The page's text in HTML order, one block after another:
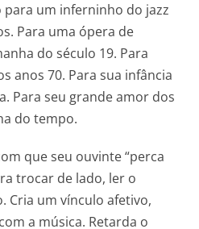
um inferninho do jazz
Para uma ópera de
do século 19. Para
anos 70. Para sua infância
Para seu grande amor dos
do tempo.
que seu ouvinte “perca
trocar de lado, ler o
Cria um vínculo afetivo,
a música. Retarda o